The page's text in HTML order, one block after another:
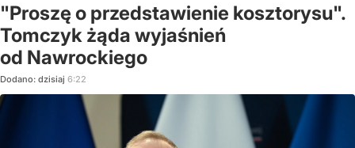
"Proszę o przedstawienie kosztorysu".
Tomczyk żąda wyjaśnień
od Nawrockiego
Dodano: dzisiaj 6:22